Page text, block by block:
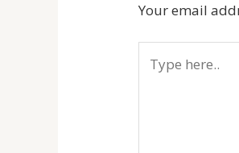
Your email
here..